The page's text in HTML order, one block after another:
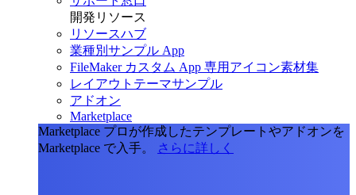
開発リソース
リソースハブ
業種別サンプル App
FileMaker カスタム App 専用アイコン素材集
レイアウトテーマサンプル
アドオン
Marketplace
Marketplace プロが作成したテンプレートやアドオンを
Marketplace で入手。
さらに詳しく